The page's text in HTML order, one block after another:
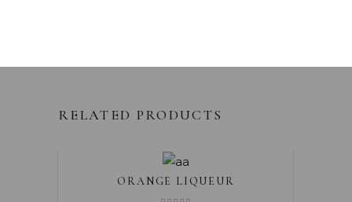
RELATED PRODUCTS
ORANGE LIQUEUR